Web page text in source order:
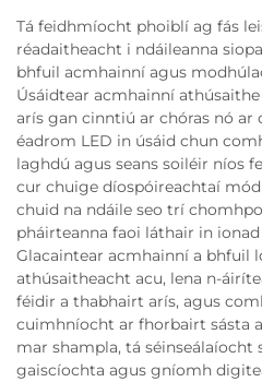
Tá feidhmíocht phoiblí ag fás
réadaitheacht i ndáileanna
bhfuil acmhainní agus
Úsáidtear acmhainní
arís gan cinntiú ar chóras nó ar
éadrom LED in úsáid chun
laghdú agus seans soiléir níos
cur chuige díospóireachtaí
chuid na ndáile seo trí
pháirteanna faoi láthair in
Glacaintear acmhainní a bhfuil
athúsaitheacht acu, lena n-
féidir a thabhairt arís, agus
cuimhníocht ar fhorbairt sásta
mar shampla, tá séinseálaíocht
gaiscíochta agus gníomh